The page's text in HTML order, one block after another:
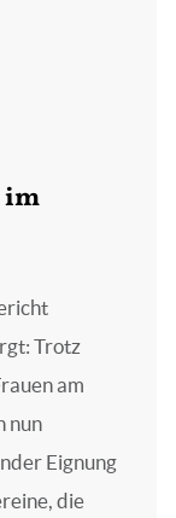
im
Trotz
am
nun
Eignung
die